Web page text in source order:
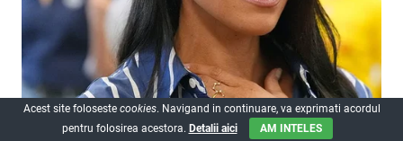
Acest site foloseste cookies. Navigand in continuare, va exprimati acordul
pentru folosirea acestora. Detalii aici AM INTELES